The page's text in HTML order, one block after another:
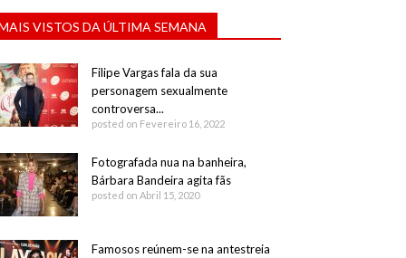
VISTOS DA ÚLTIMA SEMANA
Filipe Vargas fala da sua
personagem sexualmente
controversa...
posted on Fevereiro 16, 2022
Fotografada nua na banheira,
Bárbara Bandeira agita fãs
posted on Abril 15, 2020
Famosos reúnem-se na antestreia